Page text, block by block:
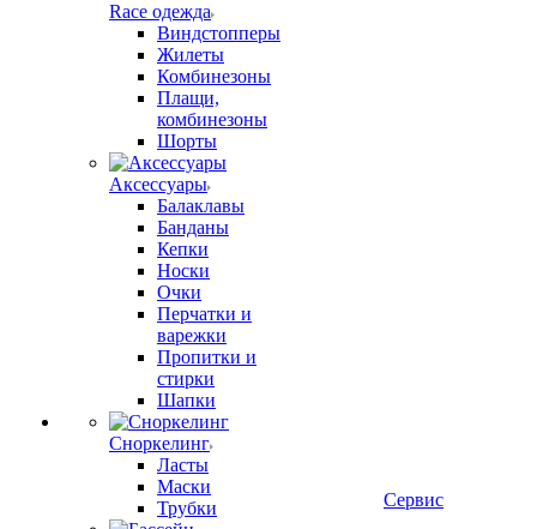
Race одежда
Виндстопперы
Жилеты
Комбинезоны
Плащи,
комбинезоны
Шорты
Аксессуары
Балаклавы
Банданы
Кепки
Носки
Очки
Перчатки и
варежки
Пропитки и
стирки
Шапки
Сноркелинг
Ласты
Маски
Трубки
Сервис